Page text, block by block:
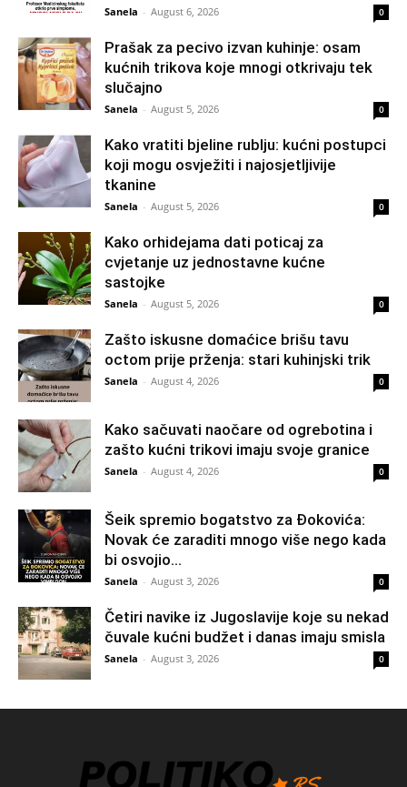
Sanela - August 6, 2026 0
Prašak za pecivo izvan kuhinje: osam
kućnih trikova koje mnogi otkrivaju tek
slučajno
Sanela - August 5, 2026 0
Kako vratiti bjeline rublju: kućni postupci
koji mogu osvježiti i najosjetljivije
tkanine
Sanela - August 5, 2026 0
Kako orhidejama dati poticaj za
cvjetanje uz jednostavne kućne
sastojke
Sanela - August 5, 2026 0
Zašto iskusne domaćice brišu tavu
octom prije prženja: stari kuhinjski trik
Sanela - August 4, 2026 0
Kako sačuvati naočare od ogrebotina i
zašto kućni trikovi imaju svoje granice
Sanela - August 4, 2026 0
Šeik spremio bogatstvo za Đokovića:
Novak će zaraditi mnogo više nego kada
bi osvojio...
Sanela - August 3, 2026 0
Četiri navike iz Jugoslavije koje su nekad
čuvale kućni budžet i danas imaju smisla
Sanela - August 3, 2026 0